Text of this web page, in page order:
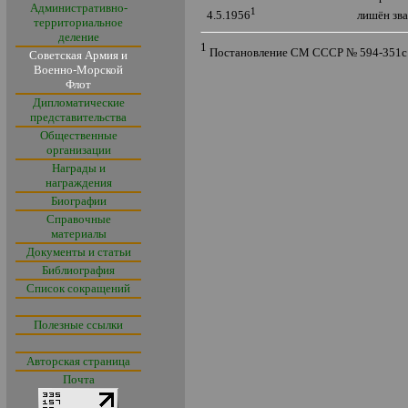
Административно-
территориальное
деление
Советская Армия и
Военно-Морской
Флот
Дипломатические
представительства
Общественные
организации
Награды и
награждения
Биографии
Справочные
материалы
Документы и статьи
Библиография
Список сокращений
Полезные ссылки
Авторская страница
Почта
4.5.19561 лишён
1 Постановление СМ СССР № 594-351с